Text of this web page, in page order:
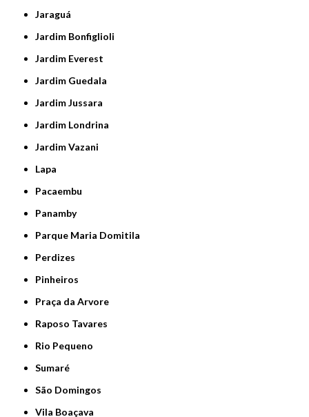
Jaraguá
Jardim Bonfiglioli
Jardim Everest
Jardim Guedala
Jardim Jussara
Jardim Londrina
Jardim Vazani
Lapa
Pacaembu
Panamby
Parque Maria Domitila
Perdizes
Pinheiros
Praça da Arvore
Raposo Tavares
Rio Pequeno
Sumaré
São Domingos
Vila Boaçava